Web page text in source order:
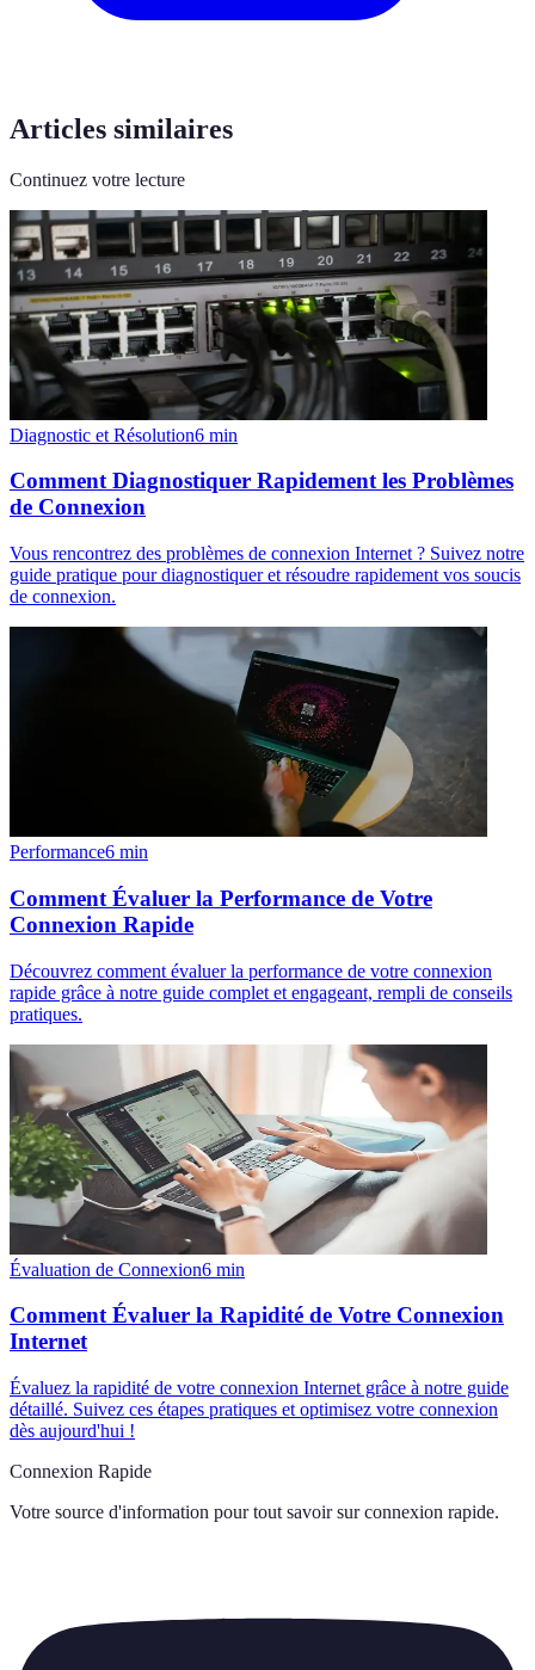
Articles similaires
Continuez votre lecture
Diagnostic et Résolution6 min
Comment Diagnostiquer Rapidement les Problèmes
de Connexion
Vous rencontrez des problèmes de connexion Internet ? Suivez notre
guide pratique pour diagnostiquer et résoudre rapidement vos soucis
de connexion.
Performance6 min
Comment Évaluer la Performance de Votre
Connexion Rapide
Découvrez comment évaluer la performance de votre connexion
rapide grâce à notre guide complet et engageant, rempli de conseils
pratiques.
Évaluation de Connexion6 min
Comment Évaluer la Rapidité de Votre Connexion
Internet
Évaluez la rapidité de votre connexion Internet grâce à notre guide
détaillé. Suivez ces étapes pratiques et optimisez votre connexion
dès aujourd'hui !
Connexion Rapide
Votre source d'information pour tout savoir sur connexion rapide.